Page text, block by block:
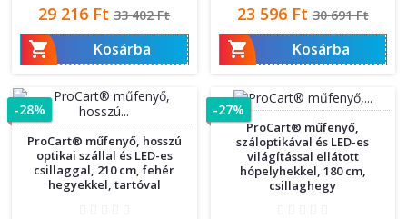
Ár
29 216 Ft Normál
ár
33 402 Ft
 Kosárba
Ár
23 596 Ft Normál
ár
30 691 Ft
 Kosárba
ProCart® műfenyő, hosszú
optikai szállal és LED-es
csillaggal, 210 cm, fehér
hegyekkel, tartóval
-28%
ProCart® műfenyő,
száloptikával és LED-es
világítással ellátott
hópelyhekkel, 180 cm,
csillaghegy
-27%